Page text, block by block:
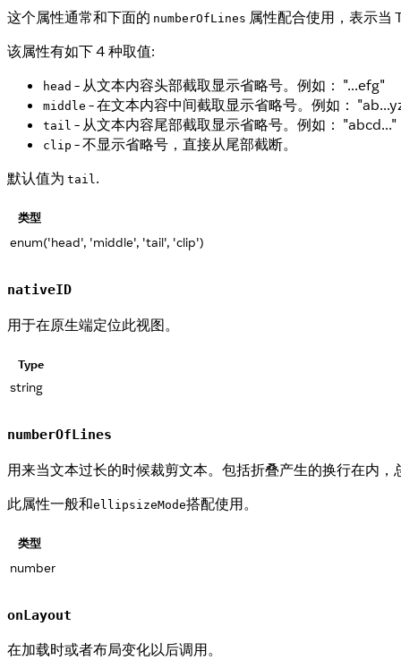
这个属性通常和下面的 numberOfLines 属性配合使用，表示当
该属性有如下 4 种取值:
head - 从文本内容头部截取显示省略号。例如： "...efg"
middle - 在文本内容中间截取显示省略号。例如：
tail - 从文本内容尾部截取显示省略号。例如： "abcd..."
clip - 不显示省略号，直接从尾部截断。
默认值为 tail.
类型
enum('head', 'middle', 'tail', 'clip')
nativeID
用于在原生端定位此视图。
Type
string
numberOfLines
用来当文本过长的时候裁剪文本。包括折叠产生的换行在内
此属性一般和ellipsizeMode搭配使用。
类型
number
onLayout
在加载时或者布局变化以后调用。